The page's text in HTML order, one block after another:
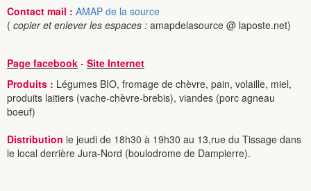
Contact mail : AMAP de la source
( copier et enlever les espaces : amapdelasource @ laposte.net)
Page facebook - Site Internet
Produits : Légumes BIO, fromage de chèvre, pain, volaille, miel,
produits laitiers (vache-chèvre-brebis), viandes (porc agneau
boeuf)
Distribution le jeudi de 18h30 à 19h30 au 13,rue du Tissage dans
le local derrière Jura-Nord (boulodrome de Dampierre).